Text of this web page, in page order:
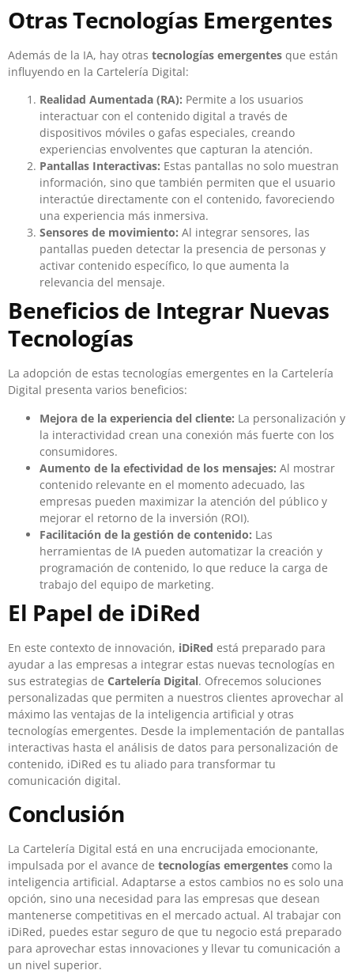
Otras Tecnologías Emergentes
Además de la IA, hay otras tecnologías emergentes que están
influyendo en la Cartelería Digital:
Realidad Aumentada (RA): Permite a los usuarios
interactuar con el contenido digital a través de
dispositivos móviles o gafas especiales, creando
experiencias envolventes que capturan la atención.
Pantallas Interactivas: Estas pantallas no solo muestran
información, sino que también permiten que el usuario
interactúe directamente con el contenido, favoreciendo
una experiencia más inmersiva.
Sensores de movimiento: Al integrar sensores, las
pantallas pueden detectar la presencia de personas y
activar contenido específico, lo que aumenta la
relevancia del mensaje.
Beneficios de Integrar Nuevas
Tecnologías
La adopción de estas tecnologías emergentes en la Cartelería
Digital presenta varios beneficios:
Mejora de la experiencia del cliente: La personalización y
la interactividad crean una conexión más fuerte con los
consumidores.
Aumento de la efectividad de los mensajes: Al mostrar
contenido relevante en el momento adecuado, las
empresas pueden maximizar la atención del público y
mejorar el retorno de la inversión (ROI).
Facilitación de la gestión de contenido: Las
herramientas de IA pueden automatizar la creación y
programación de contenido, lo que reduce la carga de
trabajo del equipo de marketing.
El Papel de iDiRed
En este contexto de innovación, iDiRed está preparado para
ayudar a las empresas a integrar estas nuevas tecnologías en
sus estrategias de Cartelería Digital. Ofrecemos soluciones
personalizadas que permiten a nuestros clientes aprovechar al
máximo las ventajas de la inteligencia artificial y otras
tecnologías emergentes. Desde la implementación de pantallas
interactivas hasta el análisis de datos para personalización de
contenido, iDiRed es tu aliado para transformar tu
comunicación digital.
Conclusión
La Cartelería Digital está en una encrucijada emocionante,
impulsada por el avance de tecnologías emergentes como la
inteligencia artificial. Adaptarse a estos cambios no es solo una
opción, sino una necesidad para las empresas que desean
mantenerse competitivas en el mercado actual. Al trabajar con
iDiRed, puedes estar seguro de que tu negocio está preparado
para aprovechar estas innovaciones y llevar tu comunicación a
un nivel superior.